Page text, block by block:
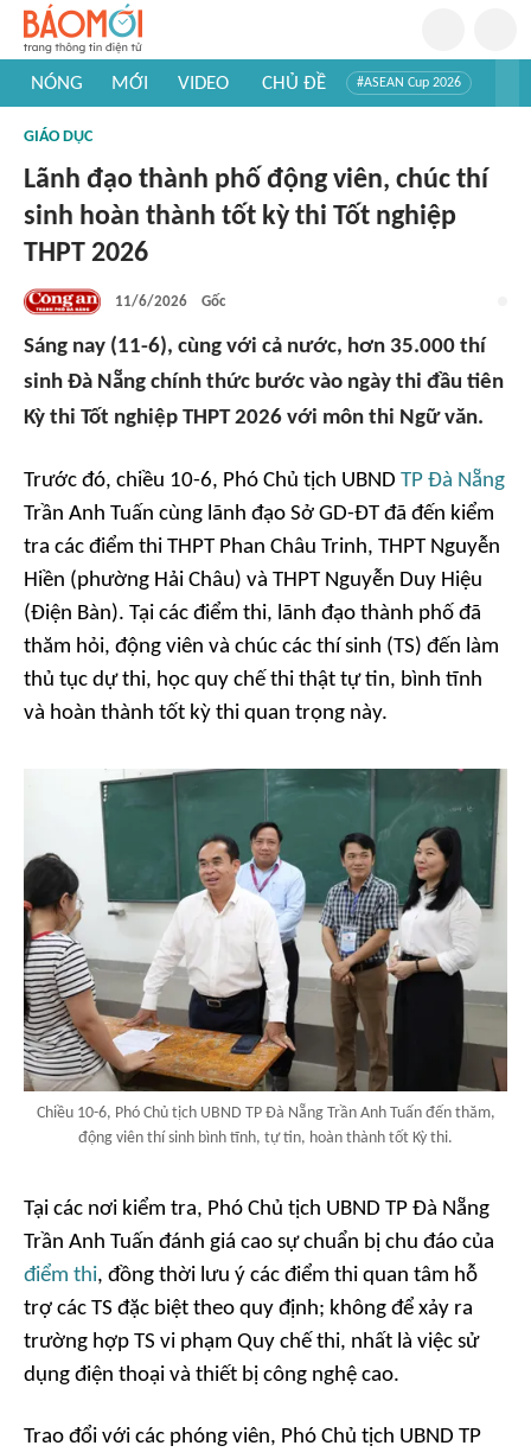
NÓNG MỚI VIDEO CHỦ ĐỀ #ASEAN Cup 2026
#Khám phá thế giới
GIÁO DỤC
Lãnh đạo thành phố động viên, chúc thí
sinh hoàn thành tốt kỳ thi Tốt nghiệp
THPT 2026
11/6/2026 Gốc
Sáng nay (11-6), cùng với cả nước, hơn 35.000 thí
sinh Đà Nẵng chính thức bước vào ngày thi đầu tiên
Kỳ thi Tốt nghiệp THPT 2026 với môn thi Ngữ văn.
Trước đó, chiều 10-6, Phó Chủ tịch UBND TP Đà Nẵng
Trần Anh Tuấn cùng lãnh đạo Sở GD-ĐT đã đến kiểm
tra các điểm thi THPT Phan Châu Trinh, THPT Nguyễn
Hiền (phường Hải Châu) và THPT Nguyễn Duy Hiệu
(Điện Bàn). Tại các điểm thi, lãnh đạo thành phố đã
thăm hỏi, động viên và chúc các thí sinh (TS) đến làm
thủ tục dự thi, học quy chế thi thật tự tin, bình tĩnh
và hoàn thành tốt kỳ thi quan trọng này.
Chiều 10-6, Phó Chủ tịch UBND TP Đà Nẵng Trần Anh Tuấn đến thăm,
động viên thí sinh bình tĩnh, tự tin, hoàn thành tốt Kỳ thi.
Tại các nơi kiểm tra, Phó Chủ tịch UBND TP Đà Nẵng
Trần Anh Tuấn đánh giá cao sự chuẩn bị chu đáo của
điểm thi, đồng thời lưu ý các điểm thi quan tâm hỗ
trợ các TS đặc biệt theo quy định; không để xảy ra
trường hợp TS vi phạm Quy chế thi, nhất là việc sử
dụng điện thoại và thiết bị công nghệ cao.
Trao đổi với các phóng viên, Phó Chủ tịch UBND TP